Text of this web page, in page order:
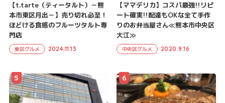
【t.tarte（ティータルト）－熊
本市東区月出－】売り切れ必至！
ほどける食感のフルーツタルト専
門店
東区グルメ 2024.11.13
【ママデリカ】コスパ最強!!リピ
ート確実!!配達もOKな全て手作
りのお弁当屋さん≪熊本市中央区
大江≫
中央区グルメ 2020.9.16
5 6